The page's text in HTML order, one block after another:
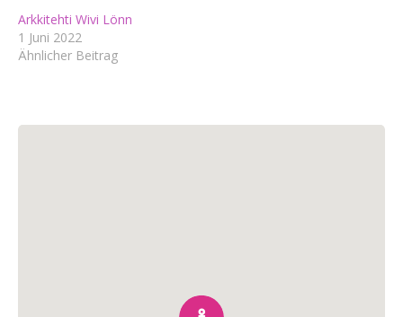
Arkkitehti Wivi Lönn
1 Juni 2022
Ähnlicher Beitrag